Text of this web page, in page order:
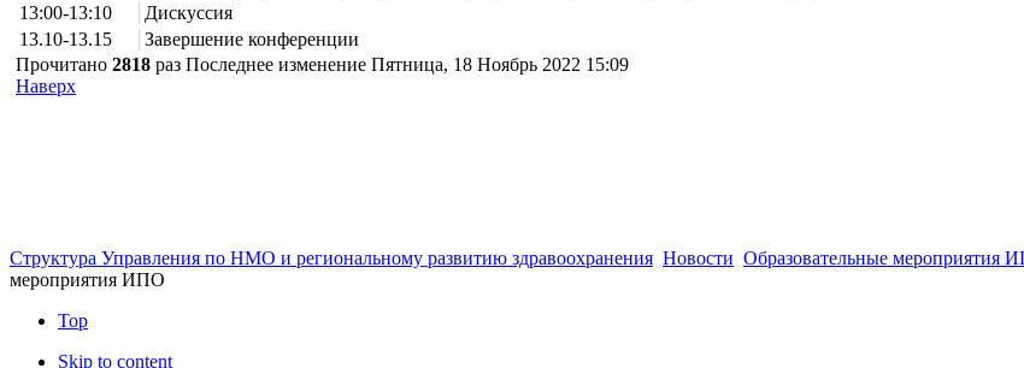
13:00-13:10
Дискуссия
13.10-13.15
Завершение конференции
Прочитано 2818 раз Последнее изменение Пятница, 18 Ноябрь 2022 15:09
Наверх
Структура Управления по НМО и региональному развитию здравоохранения Новости Образовательные
мероприятия ИПО
Top
Skip to content